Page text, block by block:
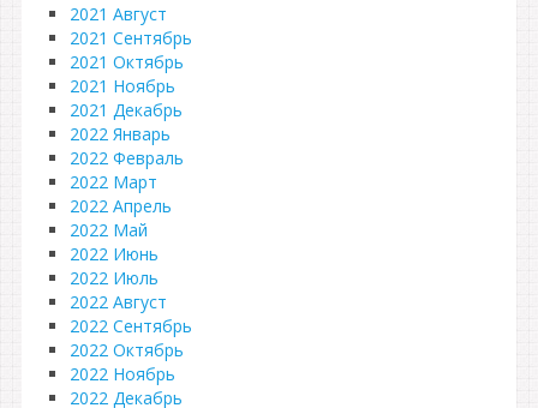
2021 Август
2021 Сентябрь
2021 Октябрь
2021 Ноябрь
2021 Декабрь
2022 Январь
2022 Февраль
2022 Март
2022 Апрель
2022 Май
2022 Июнь
2022 Июль
2022 Август
2022 Сентябрь
2022 Октябрь
2022 Ноябрь
2022 Декабрь